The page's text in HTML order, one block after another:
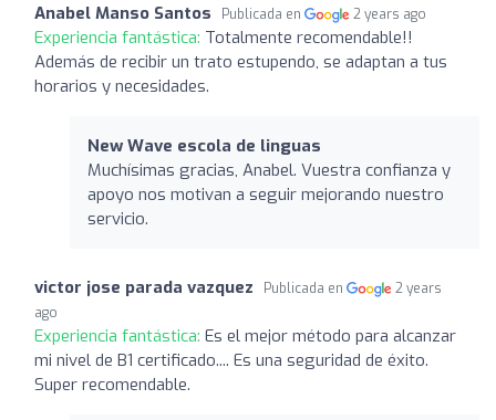
Anabel Manso Santos Publicada en 2 years ago
Experiencia fantástica: Totalmente recomendable!!
Además de recibir un trato estupendo, se adaptan a tus
horarios y necesidades.
New Wave escola de linguas
Muchísimas gracias, Anabel. Vuestra confianza y
apoyo nos motivan a seguir mejorando nuestro
servicio.
victor jose parada vazquez Publicada en
2 years
ago
Experiencia fantástica: Es el mejor método para alcanzar
mi nivel de B1 certificado.... Es una seguridad de éxito.
Super recomendable.